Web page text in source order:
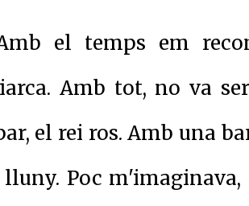
el temps em
Amb tot, no va
el rei ros. Amb una
lluny. Poc